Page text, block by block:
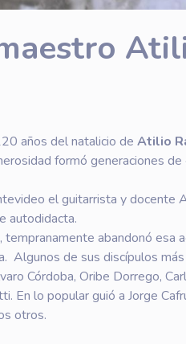
años del natalicio de Atilio
formó generaciones
el guitarrista y docente
autodidacta.
abandonó esa
Algunos de sus discípulos
Córdoba, Oribe Dorrego,
En lo popular guió a Jorge
otros.